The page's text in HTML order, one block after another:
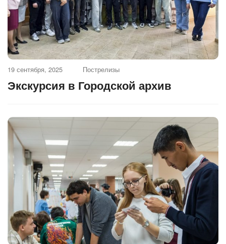
19 сентября, 2025 Пострелизы
Экскурсия в Городской архив